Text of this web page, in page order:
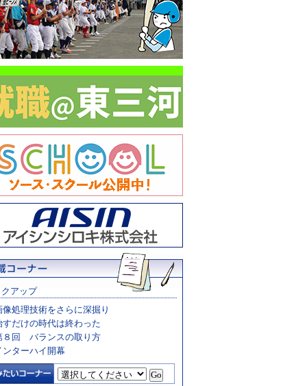
アップ
像処理技術をさらに深掘り
すだけの時代は終わった
８回 バランスの取り方
ンターハイ開幕